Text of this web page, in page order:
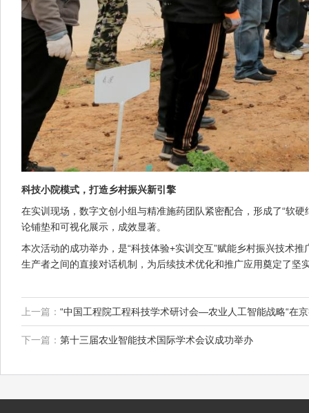
科技小院模式，打造乡村振兴新引擎
在实训现场，数字文创小组与精准施药团队紧密配合，形成了“软
论铺垫和可视化展示，成效显著。
本次活动的成功举办，是“科技体验+实训交互”赋能乡村振兴技术
生产者之间的直接对话机制，为后续技术优化和推广应用奠定了坚
上一篇： “中国工程院工程科技学术研讨会—农业人工智能战略“在
下一篇： 第十三届农业智能技术国际学术会议成功举办